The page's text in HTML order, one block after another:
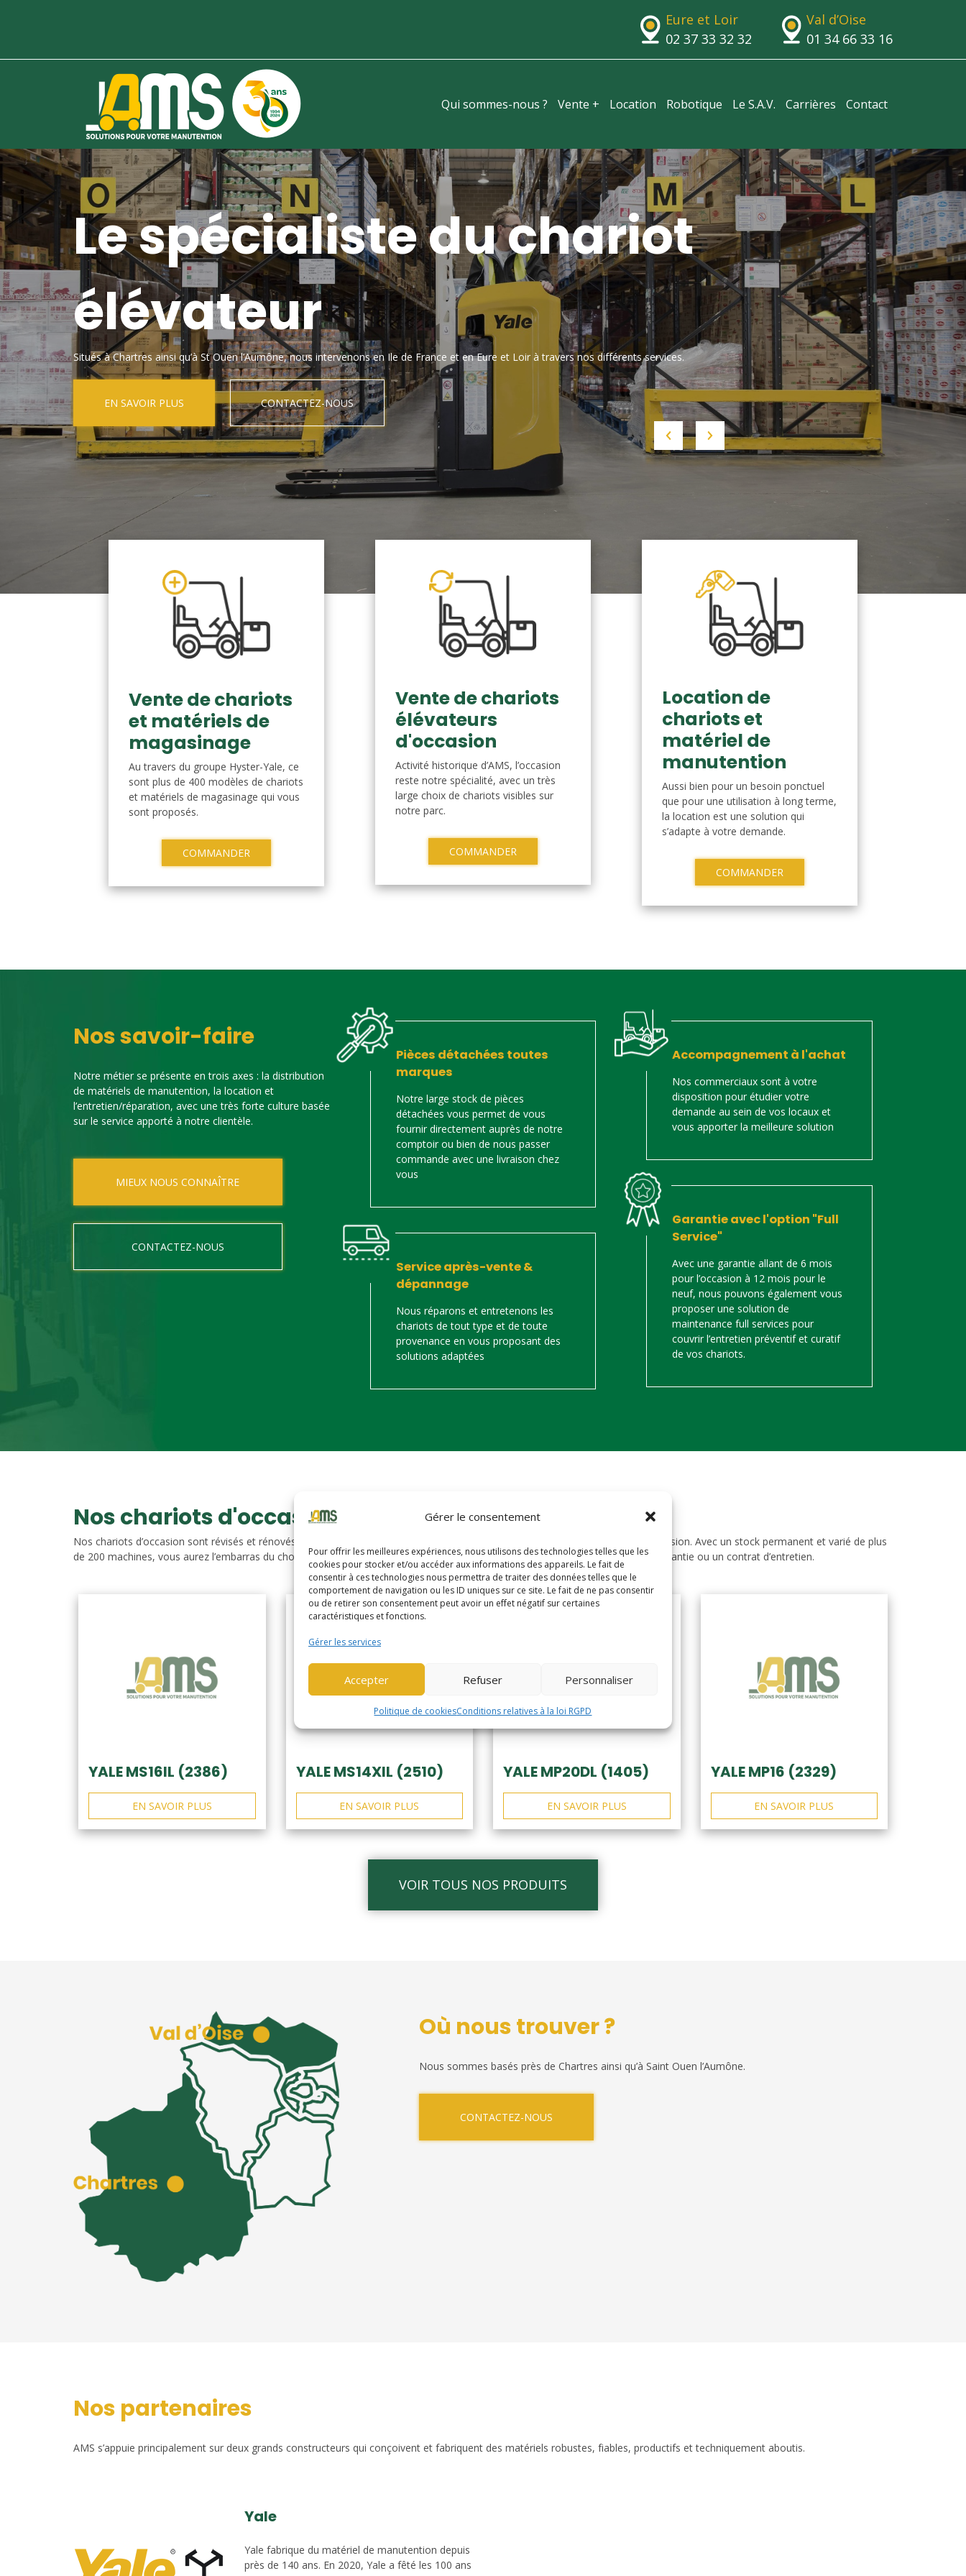
Gérer le consentement
Pour offrir les meilleures expériences, nous utilisons des technologies telles que les
cookies pour stocker et/ou accéder aux informations des appareils. Le fait de
consentir à ces technologies nous permettra de traiter des données telles que le
comportement de navigation ou les ID uniques sur ce site. Le fait de ne pas consentir
ou de retirer son consentement peut avoir un effet négatif sur certaines
caractéristiques et fonctions.
Gérer les services
Accepter Refuser Personnaliser
Politique de cookiesConditions relatives à la loi RGPD
Eure et Loir
02 37 33 32 32
Val d’Oise
01 34 66 33 16
Qui sommes-nous ? Vente + Location Robotique Le S.A.V. Carrières Contact
Le spécialiste du chariot
élévateur
Situés à Chartres ainsi qu’à St Ouen l’Aumône, nous intervenons en Ile de France et en Eure et Loir à travers nos différents services.
EN SAVOIR PLUS CONTACTEZ-NOUS
Vente de chariots
et matériels de
magasinage
Au travers du groupe Hyster-Yale, ce
sont plus de 400 modèles de chariots
et matériels de magasinage qui vous
sont proposés.
COMMANDER
Vente de chariots
élévateurs
d'occasion
Activité historique d’AMS, l’occasion
reste notre spécialité, avec un très
large choix de chariots visibles sur
notre parc.
COMMANDER
Location de
chariots et
matériel de
manutention
Aussi bien pour un besoin ponctuel
que pour une utilisation à long terme,
la location est une solution qui
s’adapte à votre demande.
COMMANDER
Nos savoir-faire
Notre métier se présente en trois axes : la distribution
de matériels de manutention, la location et
l’entretien/réparation, avec une très forte culture basée
sur le service apporté à notre clientèle.
MIEUX NOUS CONNAÎTRE
CONTACTEZ-NOUS
Pièces détachées toutes
marques
Notre large stock de pièces
détachées vous permet de vous
fournir directement auprès de notre
comptoir ou bien de nous passer
commande avec une livraison chez
vous
Service après-vente &
dépannage
Nous réparons et entretenons les
chariots de tout type et de toute
provenance en vous proposant des
solutions adaptées
Accompagnement à l'achat
Nos commerciaux sont à votre
disposition pour étudier votre
demande au sein de vos locaux et
vous apporter la meilleure solution
Garantie avec l'option "Full
Service"
Avec une garantie allant de 6 mois
pour l’occasion à 12 mois pour le
neuf, nous pouvons également vous
proposer une solution de
maintenance full services pour
couvrir l’entretien préventif et curatif
de vos chariots.
Nos chariots d'occasion
Nos chariots d’occasion sont révisés et rénovés. Vous trouverez ci-dessous notre catalogue de matériels de manutention d’occasion. Avec un stock permanent et varié de plus
de 200 machines, vous aurez l’embarras du choix. Nos chariots sont révisés, reconditionnés, repeints, prêts à partir avec une garantie ou un contrat d’entretien.
YALE MS16IL (2386)
EN SAVOIR PLUS
YALE MS14XIL (2510)
EN SAVOIR PLUS
YALE MP20DL (1405)
EN SAVOIR PLUS
YALE MP16 (2329)
EN SAVOIR PLUS
VOIR TOUS NOS PRODUITS
Où nous trouver ?
Nous sommes basés près de Chartres ainsi qu’à Saint Ouen l’Aumône.
CONTACTEZ-NOUS
Nos partenaires
AMS s’appuie principalement sur deux grands constructeurs qui conçoivent et fabriquent des matériels robustes, fiables, productifs et techniquement aboutis.
Yale
Yale fabrique du matériel de manutention depuis
près de 140 ans. En 2020, Yale a fêté les 100 ans